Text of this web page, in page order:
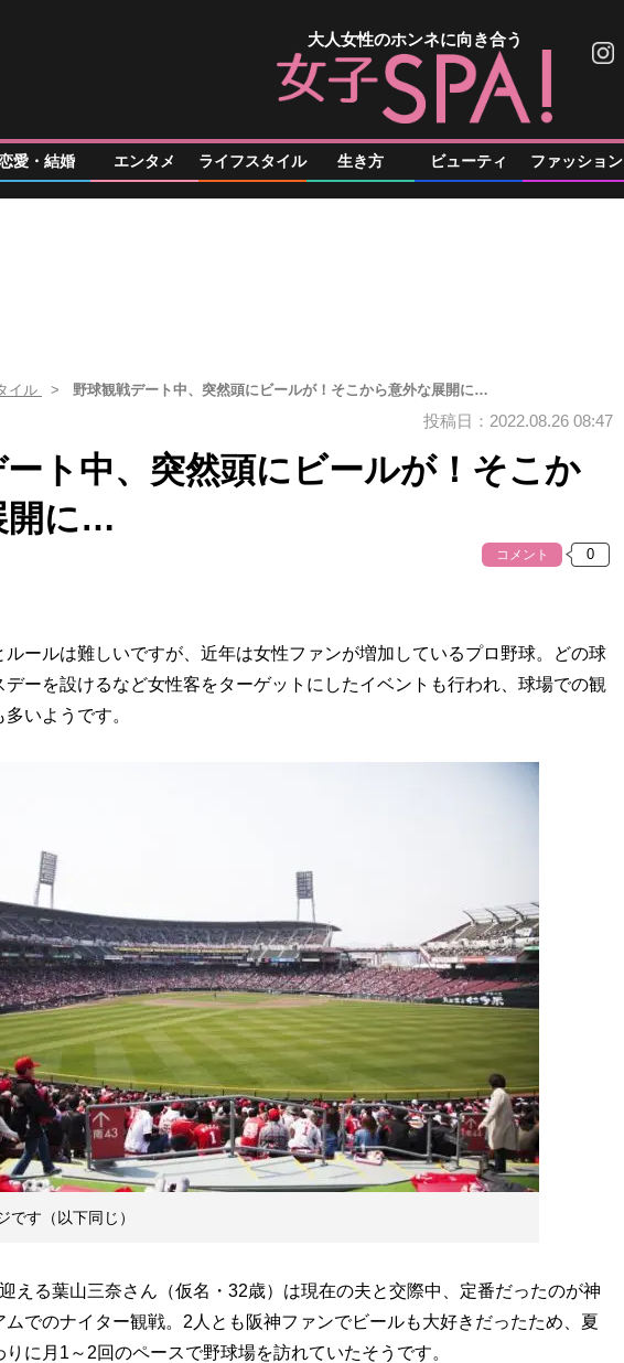
大人女性のホンネに向き合う
愛・結婚 エンタメ ライフスタイル 生き方 ビューティ ファッション
イル 野球観戦デート中、突然頭にビールが！そこから意外な展開に…
投稿日：2022.08.26 08:47
ト中、突然頭にビールが！そこか
開に…
コメント
ールは難しいですが、近年は女性ファンが増加しているプロ野球。どの球
デーを設けるなど女性客をターゲットにしたイベントも行われ、球場での観
いようです。
です（以下同じ）
える葉山三奈さん（仮名・32歳）は現在の夫と交際中、定番だったのが神
でのナイター観戦。2人とも阪神ファンでビールも大好きだったため、夏
に月1～2回のペースで野球場を訪れていたそうです。